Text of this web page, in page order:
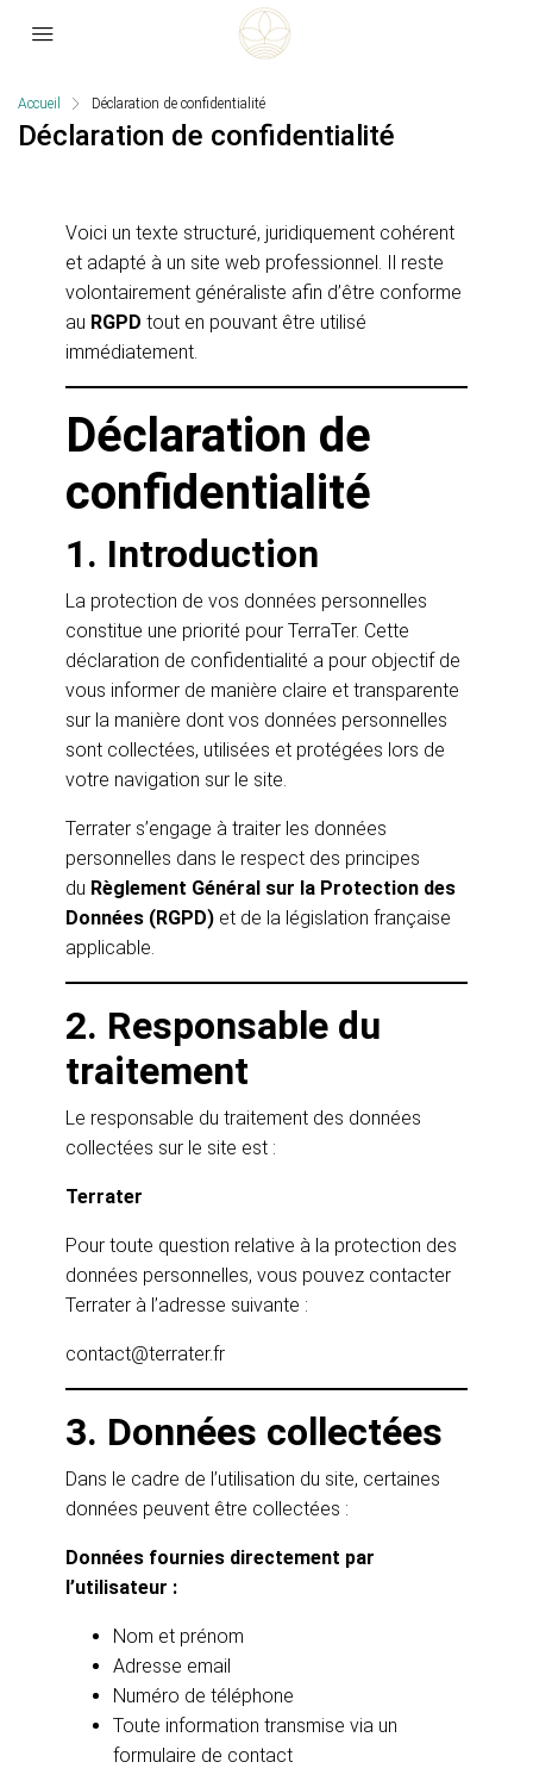
Accueil Déclaration de confidentialité
Déclaration de confidentialité
Voici un texte structuré, juridiquement cohérent
et adapté à un site web professionnel. Il reste
volontairement généraliste afin d’être conforme
au RGPD tout en pouvant être utilisé
immédiatement.
Déclaration de
confidentialité
1. Introduction
La protection de vos données personnelles
constitue une priorité pour TerraTer. Cette
déclaration de confidentialité a pour objectif de
vous informer de manière claire et transparente
sur la manière dont vos données personnelles
sont collectées, utilisées et protégées lors de
votre navigation sur le site.
Terrater s’engage à traiter les données
personnelles dans le respect des principes
du Règlement Général sur la Protection des
Données (RGPD) et de la législation française
applicable.
2. Responsable du
traitement
Le responsable du traitement des données
collectées sur le site est :
Terrater
Pour toute question relative à la protection des
données personnelles, vous pouvez contacter
Terrater à l’adresse suivante :
contact@terrater.fr
3. Données collectées
Dans le cadre de l’utilisation du site, certaines
données peuvent être collectées :
Données fournies directement par
l’utilisateur :
Nom et prénom
Adresse email
Numéro de téléphone
Toute information transmise via un
formulaire de contact